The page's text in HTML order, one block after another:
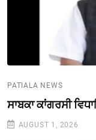
PATIALA NEWS
ਸਾਬਕਾ ਕਾਂਗਰਸੀ
AUGUST 1, 2026